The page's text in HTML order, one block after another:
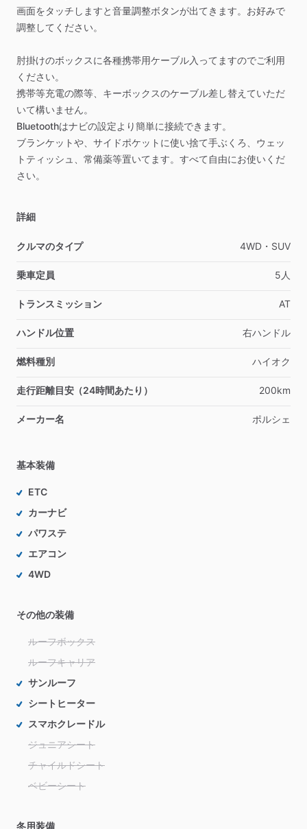
画面をタッチしますと音量調整ボタンが出てきます。お好みで
調整してください。
肘掛けのボックスに各種携帯用ケーブル入ってますのでご利用
ください。
携帯等充電の際等、キーボックスのケーブル差し替えていただ
いて構いません。
Bluetoothはナビの設定より簡単に接続できます。
ブランケットや、サイドポケットに使い捨て手ぶくろ、ウェッ
トティッシュ、常備薬等置いてます。すべて自由にお使いくだ
さい。
詳細
クルマのタイプ 4WD・SUV
乗車定員 5人
トランスミッション AT
ハンドル位置 右ハンドル
燃料種別 ハイオク
走行距離目安（24時間あたり） 200km
メーカー名 ポルシェ
基本装備
ETC
カーナビ
パワステ
エアコン
4WD
その他の装備
ルーフボックス
ルーフキャリア
サンルーフ
シートヒーター
スマホクレードル
ジュニアシート
チャイルドシート
ベビーシート
冬用装備